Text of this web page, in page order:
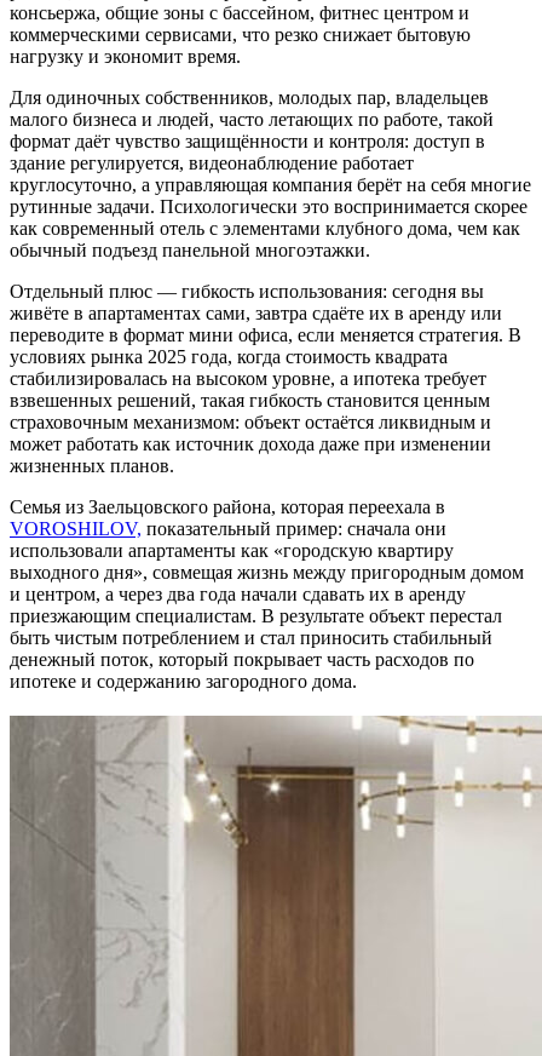
консьержа, общие зоны с бассейном, фитнес центром и
коммерческими сервисами, что резко снижает бытовую
нагрузку и экономит время.
Для одиночных собственников, молодых пар, владельцев
малого бизнеса и людей, часто летающих по работе, такой
формат даёт чувство защищённости и контроля: доступ в
здание регулируется, видеонаблюдение работает
круглосуточно, а управляющая компания берёт на себя многие
рутинные задачи. Психологически это воспринимается скорее
как современный отель с элементами клубного дома, чем как
обычный подъезд панельной многоэтажки.
Отдельный плюс — гибкость использования: сегодня вы
живёте в апартаментах сами, завтра сдаёте их в аренду или
переводите в формат мини офиса, если меняется стратегия. В
условиях рынка 2025 года, когда стоимость квадрата
стабилизировалась на высоком уровне, а ипотека требует
взвешенных решений, такая гибкость становится ценным
страховочным механизмом: объект остаётся ликвидным и
может работать как источник дохода даже при изменении
жизненных планов.
Семья из Заельцовского района, которая переехала в
VOROSHILOV, показательный пример: сначала они
использовали апартаменты как «городскую квартиру
выходного дня», совмещая жизнь между пригородным домом
и центром, а через два года начали сдавать их в аренду
приезжающим специалистам. В результате объект перестал
быть чистым потреблением и стал приносить стабильный
денежный поток, который покрывает часть расходов по
ипотеке и содержанию загородного дома.